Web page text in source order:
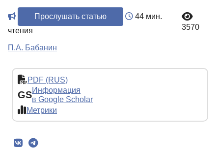
Прослушать статью
44 мин.
чтения
3570
П.А. Бабанин
PDF (RUS)
GSИнформация
в Google Scholar
Метрики